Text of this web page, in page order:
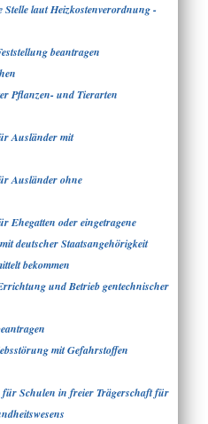
laut Heizkostenverordnung -
beantragen
Pflanzen- und Tierarten
Ausländer mit
Ausländer ohne
Ehegatten oder eingetragene
deutscher Staatsangehörigkeit
bekommen
und Betrieb gentechnischer
mit Gefahrstoffen
für Schulen in freier Trägerschaft für